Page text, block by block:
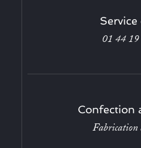
01 44
Confection
Fabrication